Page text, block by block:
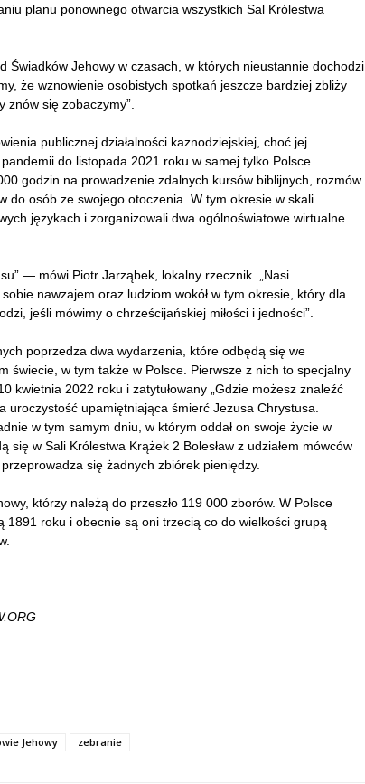
planu ponownego otwarcia wszystkich Sal Królestwa
Świadków Jehowy w czasach, w których nieustannie dochodzi
że wznowienie osobistych spotkań jeszcze bardziej zbliży
się zobaczymy”.
publicznej działalności kaznodziejskiej, choć jej
do listopada 2021 roku w samej tylko Polsce
godzin na prowadzenie zdalnych kursów biblijnych, rozmów
do osób ze swojego otoczenia. W tym okresie w skali
językach i zorganizowali dwa ogólnoświatowe wirtualne
— mówi Piotr Jarząbek, lokalny rzecznik. „Nasi
nawzajem oraz ludziom wokół w tym okresie, który dla
jeśli mówimy o chrześcijańskiej miłości i jedności”.
poprzedza dwa wydarzenia, które odbędą się we
świecie, w tym także w Polsce. Pierwsze z nich to specjalny
kwietnia 2022 roku i zatytułowany „Gdzie możesz znaleźć
uroczystość upamiętniająca śmierć Jezusa Chrystusa.
w tym samym dniu, w którym oddał on swoje życie w
w Sali Królestwa Krążek 2 Bolesław z udziałem mówców
się żadnych zbiórek pieniędzy.
którzy należą do przeszło 119 000 zborów. W Polsce
1891 roku i obecnie są oni trzecią co do wielkości grupą
Jehowy zebranie